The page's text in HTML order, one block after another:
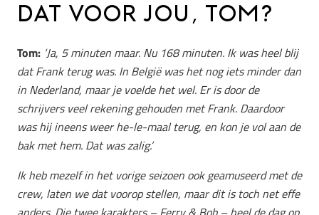
DAT VOOR JOU, TOM?
Tom: ‘Ja, 5 minuten maar. Nu 168 minuten. Ik was heel blij
dat Frank terug was. In België was het nog iets minder dan
in Nederland, maar je voelde het wel. Er is door de
schrijvers veel rekening gehouden met Frank. Daardoor
was hij ineens weer he-le-maal terug, en kon je vol aan de
bak met hem. Dat was zalig.’
Ik heb mezelf in het vorige seizoen ook geamuseerd met de
crew, laten we dat voorop stellen, maar dit is toch net effe